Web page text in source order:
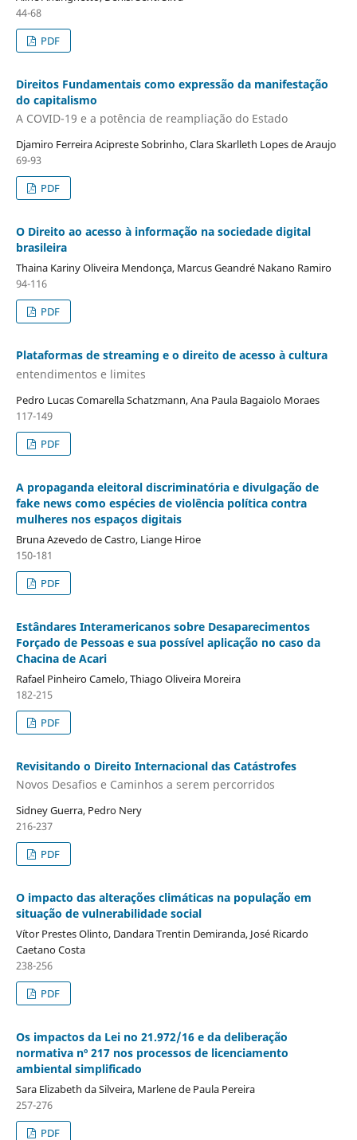
44-68
PDF
Direitos Fundamentais como expressão da manifestação
do capitalismo
A COVID-19 e a potência de reampliação do Estado
Djamiro Ferreira Acipreste Sobrinho, Clara Skarlleth Lopes de Araujo
69-93
PDF
O Direito ao acesso à informação na sociedade digital
brasileira
Thaina Kariny Oliveira Mendonça, Marcus Geandré Nakano Ramiro
94-116
PDF
Plataformas de streaming e o direito de acesso à cultura
entendimentos e limites
Pedro Lucas Comarella Schatzmann, Ana Paula Bagaiolo Moraes
117-149
PDF
A propaganda eleitoral discriminatória e divulgação de
fake news como espécies de violência política contra
mulheres nos espaços digitais
Bruna Azevedo de Castro, Liange Hiroe
150-181
PDF
Estândares Interamericanos sobre Desaparecimentos
Forçado de Pessoas e sua possível aplicação no caso da
Chacina de Acari
Rafael Pinheiro Camelo, Thiago Oliveira Moreira
182-215
PDF
Revisitando o Direito Internacional das Catástrofes
Novos Desafios e Caminhos a serem percorridos
Sidney Guerra, Pedro Nery
216-237
PDF
O impacto das alterações climáticas na população em
situação de vulnerabilidade social
Vítor Prestes Olinto, Dandara Trentin Demiranda, José Ricardo
Caetano Costa
238-256
PDF
Os impactos da Lei no 21.972/16 e da deliberação
normativa nº 217 nos processos de licenciamento
ambiental simplificado
Sara Elizabeth da Silveira, Marlene de Paula Pereira
257-276
PDF